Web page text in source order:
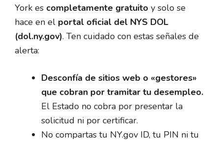
York es completamente gratuito y solo se
hace en el portal oficial del NYS DOL
(dol.ny.gov). Ten cuidado con estas señales de
alerta:
Desconfía de sitios web o «gestores»
que cobran por tramitar tu desempleo.
El Estado no cobra por presentar la
solicitud ni por certificar.
No compartas tu NY.gov ID, tu PIN ni tu